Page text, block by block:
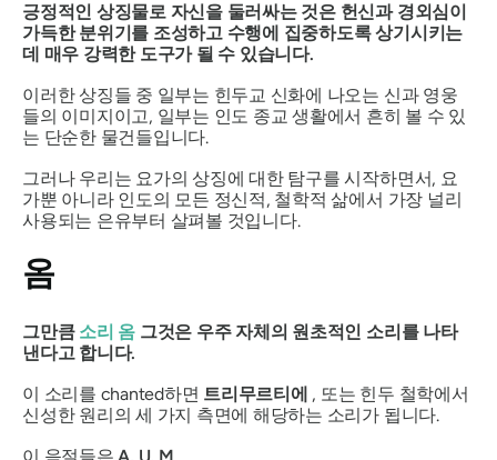
긍정적인 상징물로 자신을 둘러싸는 것은 헌신과 경외심이
가득한 분위기를 조성하고 수행에 집중하도록 상기시키는
데 매우 강력한 도구가 될 수 있습니다.
이러한 상징들 중 일부는 힌두교 신화에 나오는 신과 영웅
들의 이미지이고, 일부는 인도 종교 생활에서 흔히 볼 수 있
는 단순한 물건들입니다.
그러나 우리는 요가의 상징에 대한 탐구를 시작하면서, 요
가뿐 아니라 인도의 모든 정신적, 철학적 삶에서 가장 널리
사용되는 은유부터 살펴볼 것입니다.
옴
그만큼 소리 옴 그것은 우주 자체의 원초적인 소리를 나타
낸다고 합니다.
이 소리를 chanted하면 트리무르티에 , 또는 힌두 철학에서
신성한 원리의 세 가지 측면에 해당하는 소리가 됩니다.